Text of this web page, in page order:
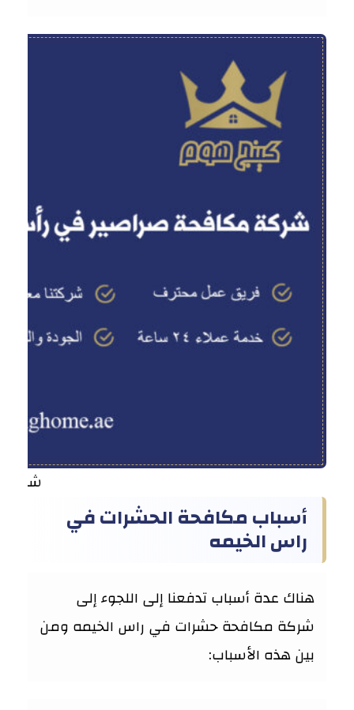
شركة
أسباب مكافحة الحشرات في
راس الخيمه
هناك عدة أسباب تدفعنا إلى اللجوء إلى
شركة مكافحة حشرات في راس الخيمه ومن
بين هذه الأسباب: